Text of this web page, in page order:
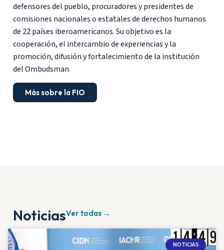
defensores del pueblo, procuradores y presidentes de
comisiones nacionales o estatales de derechos humanos
de 22 países iberoamericanos. Su objetivo es la
cooperación, el intercambio de experiencias y la
promoción, difusión y fortalecimiento de la institución
del Ombudsman.
Más sobre la FIO
NoticiasVer todas →
NOTICIAS